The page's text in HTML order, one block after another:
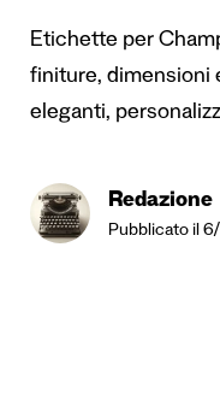
Etichette per
finiture, dimensioni
eleganti,
Redazione
Pubblicato il